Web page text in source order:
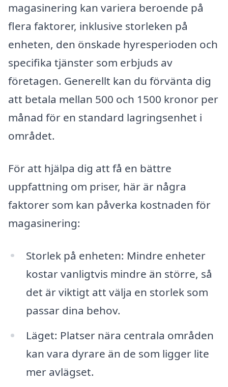
magasinering kan variera beroende på
flera faktorer, inklusive storleken på
enheten, den önskade hyresperioden och
specifika tjänster som erbjuds av
företagen. Generellt kan du förvänta dig
att betala mellan 500 och 1500 kronor per
månad för en standard lagringsenhet i
området.
För att hjälpa dig att få en bättre
uppfattning om priser, här är några
faktorer som kan påverka kostnaden för
magasinering:
Storlek på enheten: Mindre enheter
kostar vanligtvis mindre än större, så
det är viktigt att välja en storlek som
passar dina behov.
Läget: Platser nära centrala områden
kan vara dyrare än de som ligger lite
mer avlägset.